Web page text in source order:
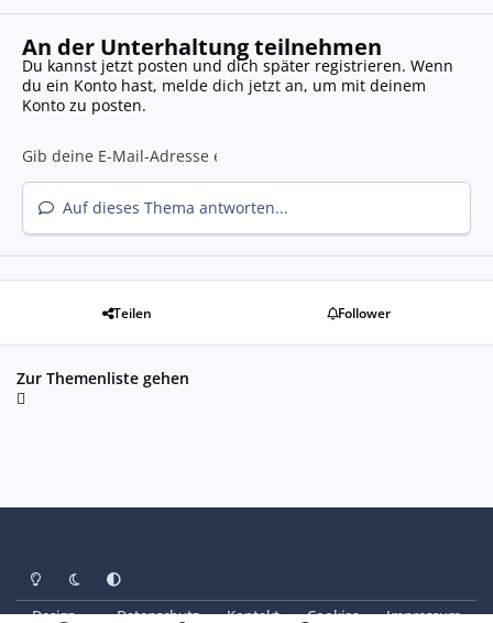
An der Unterhaltung teilnehmen
Du kannst jetzt posten und dich später registrieren. Wenn
du ein Konto hast, melde dich jetzt an, um mit deinem
Konto zu posten.
Auf dieses Thema antworten...
Teilen Follower
Zur Themenliste gehen
Heller ModusDunkler Modus
Systemeinstellung
Design Datenschutz Kontakt Cookies Impressum